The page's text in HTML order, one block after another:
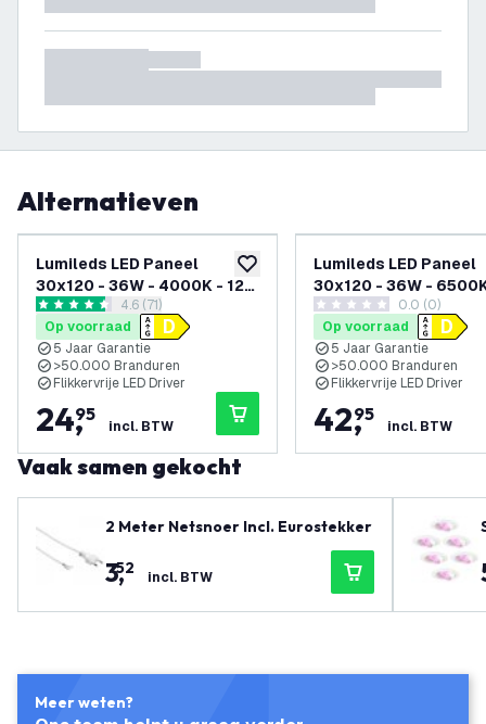
Alternatieven
toevoegen aan verlanglijst
Lumileds LED Paneel
30x120 - 36W - 4000K - 125
lm/W - UGR <22 - 5 Jaar
Garantie
reviews drawer openen
4.6 score sterren4.6 (71)
Op voorraad
5 Jaar Garantie
>50.000 Branduren
Flikkervrije LED Driver
24,
95
incl. BTW
Lumileds LED Paneel
30x120 - 36W -
lm/W - UGR <22 - 5
Garantie - Incl.
Driver
0 score sterren0.0 (0)
Op voorraad
5 Jaar Garantie
>50.000 Branduren
Flikkervrije LED Driver
42,
95
incl. BTW
Vaak samen gekocht
2 Meter Netsnoer Incl. Eurostekker
3,
52 incl. BTW
Meer weten?